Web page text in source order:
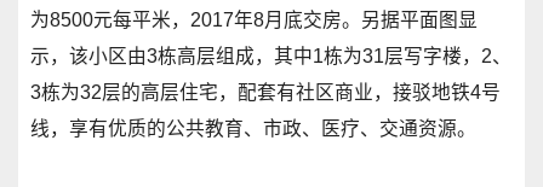
为8500元每平米，2017年8月底交房。另据平面图显
示，该小区由3栋高层组成，其中1栋为31层写字楼，2、
3栋为32层的高层住宅，配套有社区商业，接驳地铁4号
线，享有优质的公共教育、市政、医疗、交通资源。